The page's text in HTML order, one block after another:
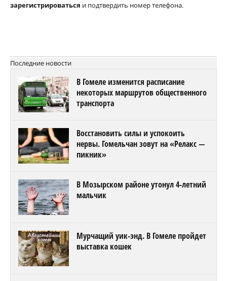
зарегистрироваться и подтвердить номер телефона.
Последние новости
В Гомеле изменится расписание
некоторых маршрутов общественного
транспорта
Восстановить силы и успокоить
нервы. Гомельчан зовут на «Релакс —
пикник»
В Мозырском районе утонул 4-летний
мальчик
Мурчащий уик-энд. В Гомеле пройдет
выставка кошек